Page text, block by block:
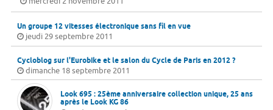
Un groupe 12 vitesses électronique sans fil en vue
jeudi 29 septembre 2011
Cycloblog sur l'Eurobike et le salon du Cycle de Paris en 2012 ?
dimanche 18 septembre 2011
Look 695 : 25ème anniversaire collection unique, 25 ans
après le Look KG 86